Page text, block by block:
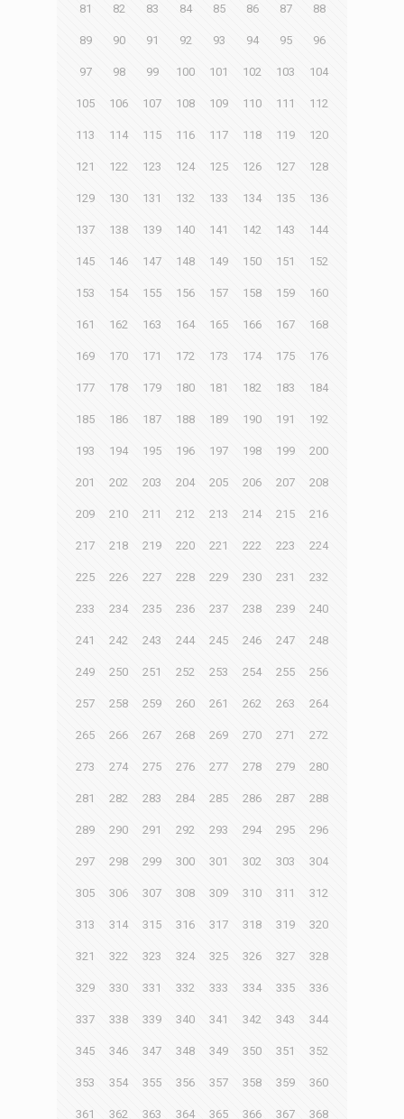
81 82 83 84 85 86 87 88
89 90 91 92 93 94 95 96
97 98 99 100 101 102 103 104
105 106 107 108 109 110 111 112
113 114 115 116 117 118 119 120
121 122 123 124 125 126 127 128
129 130 131 132 133 134 135 136
137 138 139 140 141 142 143 144
145 146 147 148 149 150 151 152
153 154 155 156 157 158 159 160
161 162 163 164 165 166 167 168
169 170 171 172 173 174 175 176
177 178 179 180 181 182 183 184
185 186 187 188 189 190 191 192
193 194 195 196 197 198 199 200
201 202 203 204 205 206 207 208
209 210 211 212 213 214 215 216
217 218 219 220 221 222 223 224
225 226 227 228 229 230 231 232
233 234 235 236 237 238 239 240
241 242 243 244 245 246 247 248
249 250 251 252 253 254 255 256
257 258 259 260 261 262 263 264
265 266 267 268 269 270 271 272
273 274 275 276 277 278 279 280
281 282 283 284 285 286 287 288
289 290 291 292 293 294 295 296
297 298 299 300 301 302 303 304
305 306 307 308 309 310 311 312
313 314 315 316 317 318 319 320
321 322 323 324 325 326 327 328
329 330 331 332 333 334 335 336
337 338 339 340 341 342 343 344
345 346 347 348 349 350 351 352
353 354 355 356 357 358 359 360
361 362 363 364 365 366 367 368